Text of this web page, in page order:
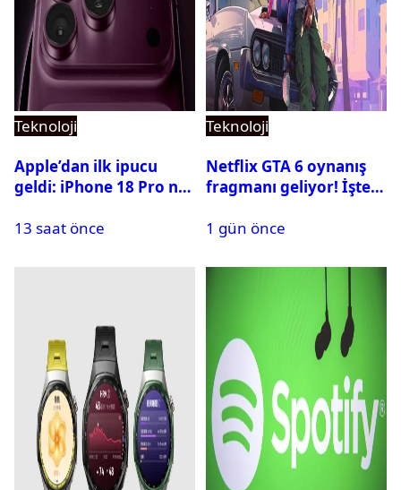
Teknoloji
Apple’dan ilk ipucu
geldi: iPhone 18 Pro ne
13 saat önce
Teknoloji
Netflix GTA 6 oynanış
fragmanı geliyor! İşte
1 gün önce